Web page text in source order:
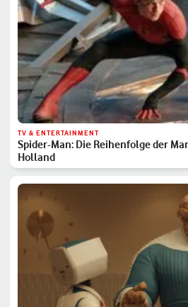
TV & ENTERTAINMENT
Spider-Man: Die Reihenfolge der
Holland